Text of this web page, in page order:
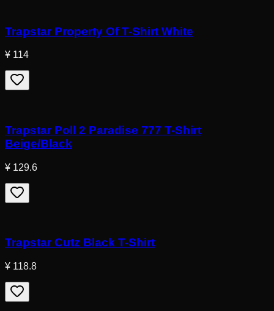
Trapstar Property Of T-Shirt White
¥ 114
Trapstar Poll 2 Paradise 777 T-Shirt
Beige/Black
¥ 129.6
Trapstar Cutz Black T-Shirt
¥ 118.8